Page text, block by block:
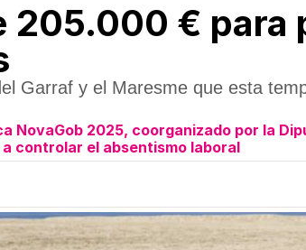
205.000 € para
Garraf y el Maresme que esta
NovaGob 2025, coorganizado por la
controlar el absentismo laboral